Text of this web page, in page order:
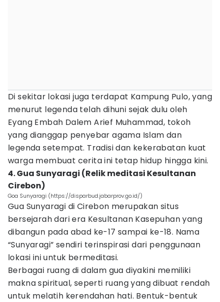
Di sekitar lokasi juga terdapat Kampung Pulo, yang
menurut legenda telah dihuni sejak dulu oleh
Eyang Embah Dalem Arief Muhammad, tokoh
yang dianggap penyebar agama Islam dan
legenda setempat. Tradisi dan kekerabatan kuat
warga membuat cerita ini tetap hidup hingga kini.
4. Gua Sunyaragi (Relik meditasi Kesultanan
Cirebon)
Goa Sunyaragi (https://disparbud.jabarprov.go.id/)
Gua Sunyaragi di Cirebon merupakan situs
bersejarah dari era Kesultanan Kasepuhan yang
dibangun pada abad ke-17 sampai ke-18. Nama
“Sunyaragi” sendiri terinspirasi dari penggunaan
lokasi ini untuk bermeditasi.
Berbagai ruang di dalam gua diyakini memiliki
makna spiritual, seperti ruang yang dibuat rendah
untuk melatih kerendahan hati. Bentuk-bentuk